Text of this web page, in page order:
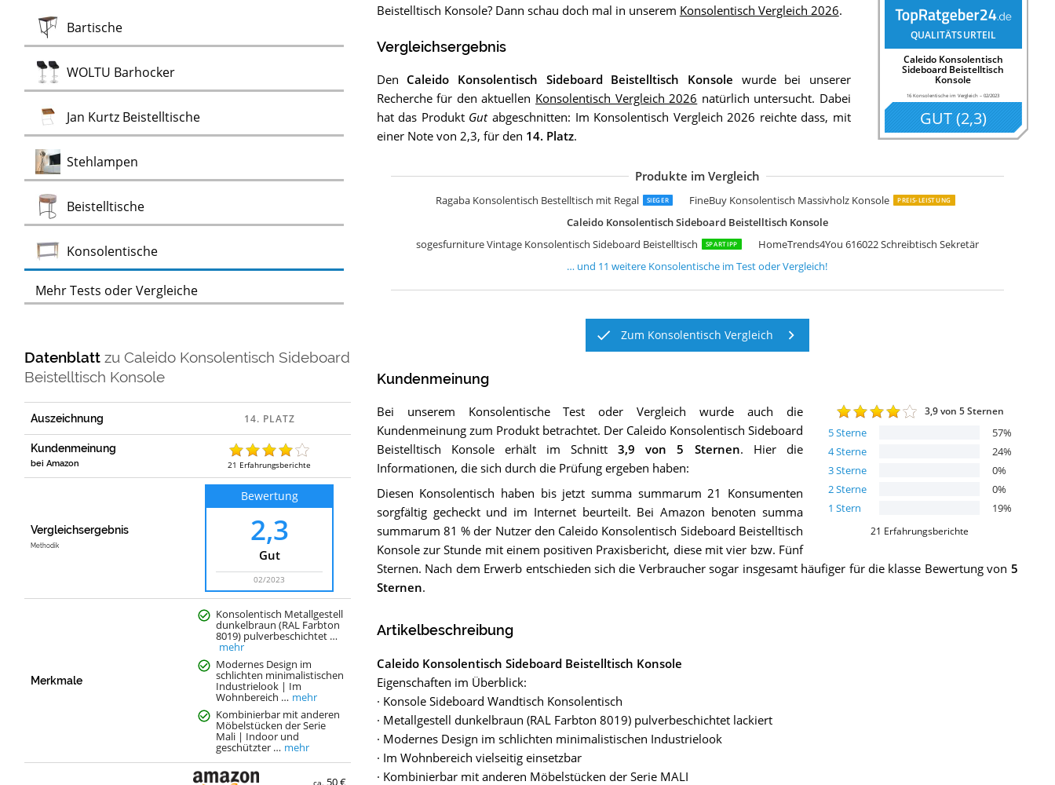
BartischeTest
WOLTU BarhockerTest
Jan Kurtz BeistelltischeTest
Stehlampen
BeistelltischeTest
KonsolentischeTest
ServierwagenTest
Moderne
WanduhrenTest
LED-Pendelleuchten
Artemide Deckenleuchten
Design Wanduhren
KronleuchterTest
Nicht-tickende Wanduhren
Ewiger Kalender
Flugzeugtrolleys
Alu Bord-Boxen
Stimmungslichter
Monstera
Test
Monstera Kunstpflanzen
Mehr Tests oder Vergleiche
DatenblattzuCaleido Konsolentisch Sideboard
Beistelltisch Konsole
Auszeichnung
Kundenmeinung
bei Amazon 21 Erfahrungsberichte
Vergleichsergebnis
Methodik
Bewertung
2,3
Gut
02/2023
Merkmale
Konsolentisch Metallgestell
dunkelbraun (RAL Farbton
8019) pulverbeschichtet …
mehr
Modernes Design im
schlichten minimalistischen
Industrielook | Im
Wohnbereich … mehr
Kombinierbar mit anderen
Möbelstücken der Serie
Mali | Indoor und
geschützter … mehr
ca. 50 €
QUALITÄTSURTEIL
Caleido Konsolentisch
Sideboard Beistelltisch
Konsole
16 Konsolentische im Vergleich –02/2023
GUT(2,3)
Beistelltisch Konsole? Dann schau doch mal in unserem Konsolentisch Vergleich 2026.
Vergleichsergebnis
Den Caleido Konsolentisch Sideboard Beistelltisch Konsole wurde bei unserer
Recherche für den aktuellen Konsolentisch Vergleich 2026 natürlich untersucht. Dabei
hat das Produkt Gutabgeschnitten: Im Konsolentisch Vergleich 2026 reichte dass, mit
einer Note von 2,3, für den 14. Platz.
Produkte im Vergleich
Ragaba Konsolentisch Bestelltisch mit Regal SIEGER FineBuy Konsolentisch Massivholz Konsole PREIS-LEISTUNG
Caleido Konsolentisch Sideboard Beistelltisch Konsole
sogesfurniture Vintage Konsolentisch Sideboard Beistelltisch
SPARTIPP HomeTrends4You 616022 Schreibtisch Sekretär
Invicta Interior 30148 Konsolentisch Makassar Sheesham stone 100cm
Extravaganter Glas Konsolentisch Fantome 100cm Transparent
Maison ESTO Konsolentisch Anstelltisch Milla 110 cm breit Schubladen
Festnight Konsolentisch Verspiegelter Konsole Ablagetisch
vidaXL Konsolentisch Verspiegelt MDF Glas Konsole Beistelltisch
vidaXL Massivholz Sheesham Konsolentisch 80 cm Konsole Beistelltisch
möbelando Konsolentisch Beistelltisch Dekotisch Konsole Telefontisch
Riess Ambiente Design Laptoptisch Grey Desk 120cm Hochglanz dunkelgrau
MIMMA Versa Eingangtisch aus Eichenholzfarbe Dallas
AISER Interieur Massiver Echt-Holz Palisander Konsolentisch
[en.casa]
… und 11 weitere Konsolentische im Test oder Vergleich!
Zum Konsolentisch Vergleich
Kundenmeinung
3,9von 5 Sternen
5Sterne 57%
4Sterne 24%
3Sterne 0%
2Sterne 0%
1 Stern 19%
21 Erfahrungsberichte
Bei unserem KonsolentischeTest oder Vergleich wurde auch die
Kundenmeinung zum Produkt betrachtet. Der Caleido Konsolentisch Sideboard
Beistelltisch Konsoleerhält im Schnitt3,9 von 5 Sternen. Hier die
Informationen, die sich durch die Prüfung ergeben haben:
Diesen Konsolentisch haben bis jetzt summa summarum 21 Konsumenten
sorgfältig gecheckt und im Internet beurteilt. Bei Amazon benoten summa
summarum 81 % der Nutzer den Caleido Konsolentisch Sideboard Beistelltisch
Konsole zur Stunde mit einem positiven Praxisbericht, diese mit vier bzw. Fünf
Sternen. Nach dem Erwerb entschieden sich die Verbraucher sogar insgesamt häufiger für die klasse Bewertung von 5
Sternen.
Artikelbeschreibung
Caleido Konsolentisch Sideboard Beistelltisch Konsole
Eigenschaften im Überblick:
· Konsole Sideboard Wandtisch Konsolentisch
· Metallgestell dunkelbraun (RAL Farbton 8019) pulverbeschichtet lackiert
· Modernes Design im schlichten minimalistischen Industrielook
· Im Wohnbereich vielseitig einsetzbar
· Kombinierbar mit anderen Möbelstücken der Serie MALI